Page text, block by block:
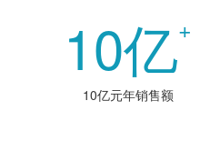
10亿+
10亿元年销售额